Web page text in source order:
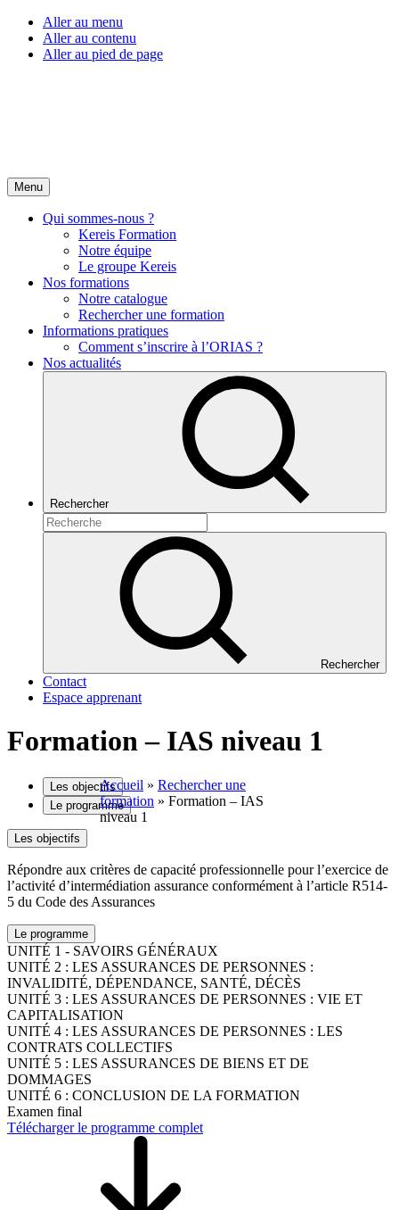
Aller au menu
Aller au contenu
Aller au pied de page
Menu
Qui sommes-nous ?
Kereis Formation
Notre équipe
Le groupe Kereis
Nos formations
Notre catalogue
Rechercher une formation
Informations pratiques
Comment s’inscrire à l’ORIAS ?
Nos actualités
Rechercher
Rechercher
Contact
Espace apprenant
Formation – IAS niveau 1
Accueil » Rechercher une
formation » Formation – IAS
niveau 1
Les objectifs
Le programme
Les objectifs
Répondre aux critères de capacité professionnelle pour l’exercice de
l’activité d’intermédiation assurance conformément à l’article R514-
5 du Code des Assurances
Le programme
UNITÉ 1 - SAVOIRS GÉNÉRAUX
UNITÉ 2 : LES ASSURANCES DE PERSONNES :
INVALIDITÉ, DÉPENDANCE, SANTÉ, DÉCÈS
UNITÉ 3 : LES ASSURANCES DE PERSONNES : VIE ET
CAPITALISATION
UNITÉ 4 : LES ASSURANCES DE PERSONNES : LES
CONTRATS COLLECTIFS
UNITÉ 5 : LES ASSURANCES DE BIENS ET DE
DOMMAGES
UNITÉ 6 : CONCLUSION DE LA FORMATION
Examen final
Télécharger le programme complet